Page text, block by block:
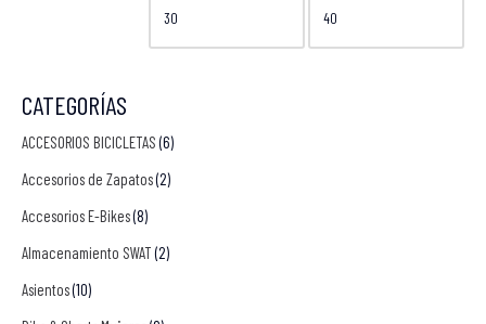
CATEGORÍAS
ACCESORIOS BICICLETAS (6)
Accesorios de Zapatos(2)
Accesorios E-Bikes(8)
Almacenamiento SWAT (2)
Asientos(10)